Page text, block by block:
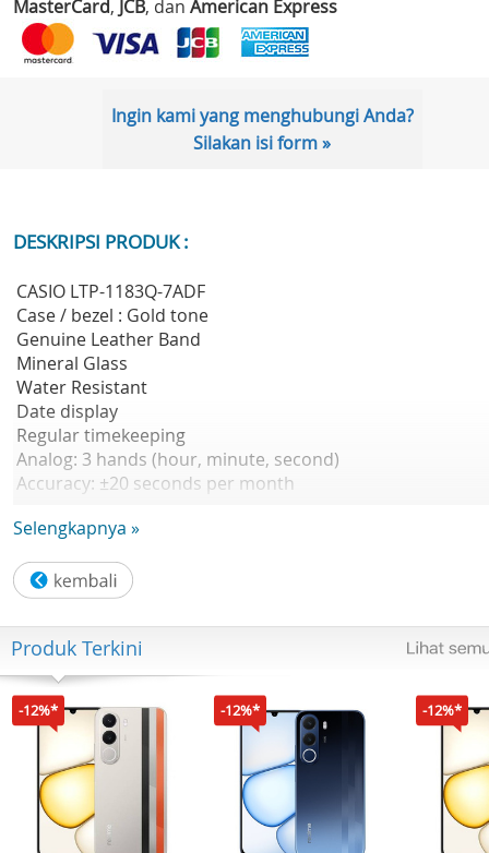
MasterCard, JCB, dan American Express
Ingin kami yang menghubungi Anda?
Silakan isi form »
DESKRIPSI PRODUK :
CASIO LTP-1183Q-7ADF
Case / bezel : Gold tone
Genuine Leather Band
Mineral Glass
Water Resistant
Date display
Regular timekeeping
Analog: 3 hands (hour, minute, second)
Accuracy: ±20 seconds per month
Size of case : 31.5×28.5×6.6mm
Selengkapnya »
Produk Terkini
-12%* -12%* -12%*